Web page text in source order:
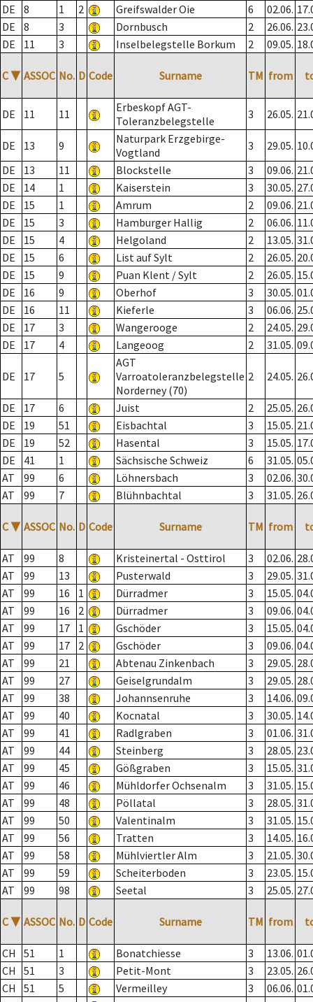
DE
8 1 2 Greifswalder Oie 6 02.06.
DE
8 3 Dornbusch 2 26.06.
DE
11 3 Inselbelegstelle Borkum 2 09.05.
C ▼ ASSOC No. D Code Surname TM from
DE 11 11
Erbeskopf AGT-
Toleranzbelegstelle
3 26.05.
DE 13 9
Naturpark Erzgebirge-
Vogtland
3 29.05.
DE
13 11 Blockstelle 3 09.06.
DE
14 1 Kaiserstein 3 30.05.
DE
15 1 Amrum 2 09.06.
DE
15 3 Hamburger Hallig 2 06.06.
DE
15 4 Helgoland 2 13.05.
DE
15 6 List auf Sylt 2 26.05.
DE
15 9 Puan Klent / Sylt 2 26.05.
DE
16 9 Oberhof 3 30.05.
DE
16 11 Kieferle 3 06.06.
DE
17 3 Wangerooge 2 24.05.
DE
17 4 Langeoog 2 31.05.
DE 17 5
AGT
Varroatoleranzbelegstelle
Norderney (70)
2 24.05.
DE 17 6 Juist 2 25.05.
DE
19 51 Eisbachtal 3 15.05.
DE
19 52 Hasental 3 15.05.
DE
41 1 Sächsische Schweiz 6 31.05.
AT
99 6 Löhnersbach 3 02.06.
AT
99 7 Blühnbachtal 3 31.05.
C ▼ ASSOC No. D Code Surname TM from
AT 99 8 Kristeinertal - Osttirol 3 02.06.
AT
99 13 Pusterwald 3 29.05.
AT
99 16 1 Dürradmer 3 15.05.
AT
99 16 2 Dürradmer 3 09.06.
AT
99 17 1 Gschöder 3 15.05.
AT
99 17 2 Gschöder 3 09.06.
AT
99 21 Abtenau Zinkenbach 3 29.05.
AT
99 27 Geiselgrundalm 3 29.05.
AT
99 38 Johannsenruhe 3 14.06.
AT
99 40 Kocnatal 3 30.05.
AT
99 41 Radlgraben 3 01.06.
AT
99 44 Steinberg 3 28.05.
AT
99 45 Gößgraben 3 15.05.
AT
99 46 Mühldorfer Ochsenalm 3 31.05.
AT
99 48 Pöllatal 3 28.05.
AT
99 50 Valentinalm 3 31.05.
AT
99 56 Tratten 3 14.05.
AT
99 58 Mühlviertler Alm 3 21.05.
AT
99 59 Scheiterboden 3 23.05.
AT
99 98 Seetal 3 25.05.
C ▼ ASSOC No. D Code Surname TM from
CH 51 1 Bonatchiesse 3 13.06.
CH
51 3 Petit-Mont 3 23.05.
CH
51 5 Vermeilley 3 06.06.